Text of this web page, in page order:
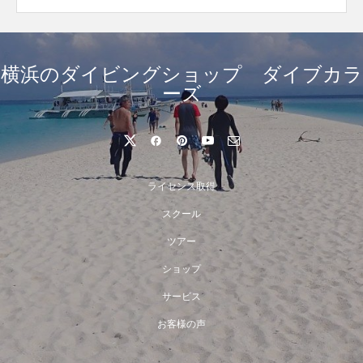
横浜のダイビングショップ ダイブカラ
ーズ
ライセンス取得
スクール
ツアー
ショップ
サービス
お客様の声